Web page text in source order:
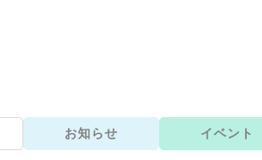
お知らせ イベント